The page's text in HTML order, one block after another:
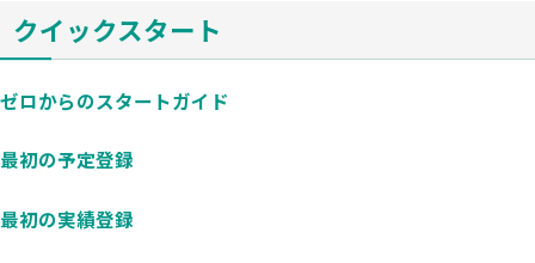
クイックスタート
ゼロからのスタートガイド
最初の予定登録
最初の実績登録